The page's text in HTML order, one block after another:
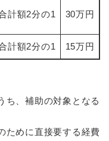
計額2分の1 30万円
計額2分の1 15万円
ち、補助の対象となる
ために直接要する経費